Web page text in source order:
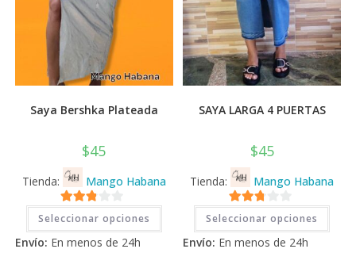
Saya Bershka Plateada
$45
Tienda: Mango Habana
2.71
de 5
Seleccionar opciones
Este
producto
tiene
múltiples
Envío: En menos de 24h
SAYA LARGA 4 PUERTAS
$45
Tienda: Mango Habana
2.71
de 5
Seleccionar opciones
Este
tiene
Envío: En menos de 24h